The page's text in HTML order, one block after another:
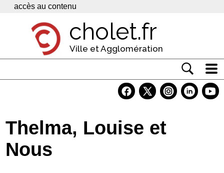
Panneau de gestion des cookies
accès au contenu
cholet.fr
Ville et Agglomération
Economie
Services
Thelma, Louise et
Nous